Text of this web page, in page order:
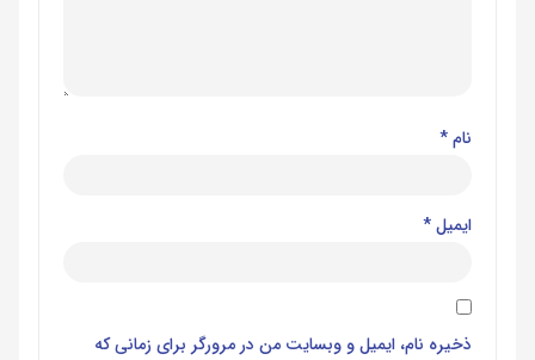
نام*
ایمیل*
ذخیره نام، ایمیل و وبسایت من در مرورگر برای زمانی که